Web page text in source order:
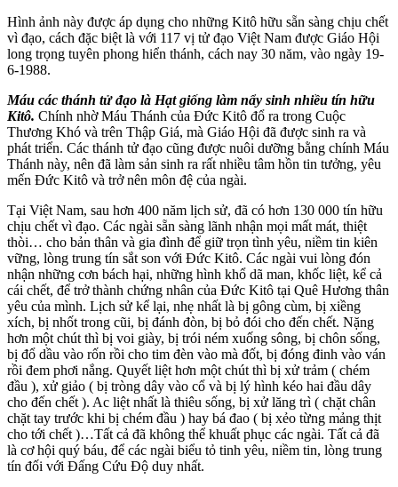
Hình ảnh này được áp dụng cho những Kitô hữu sẵn sàng chịu chết
vì đạo, cách đặc biệt là với 117 vị tử đạo Việt Nam được Giáo Hội
long trọng tuyên phong hiển thánh, cách nay 30 năm, vào ngày 19-
6-1988.
Máu các thánh tử đạo là Hạt giống làm nẩy sinh nhiều tín hữu
Kitô. Chính nhờ Máu Thánh của Đức Kitô đổ ra trong Cuộc
Thương Khó và trên Thập Giá, mà Giáo Hội đã được sinh ra và
phát triển. Các thánh tử đạo cũng được nuôi dưỡng bằng chính Máu
Thánh này, nên đã làm sản sinh ra rất nhiều tâm hồn tin tưởng, yêu
mến Đức Kitô và trở nên môn đệ của ngài.
Tại Việt Nam, sau hơn 400 năm lịch sử, đã có hơn 130 000 tín hữu
chịu chết vì đạo. Các ngài sẵn sàng lãnh nhận mọi mất mát, thiệt
thòi… cho bản thân và gia đình để giữ trọn tình yêu, niềm tin kiên
vững, lòng trung tín sắt son với Đức Kitô. Các ngài vui lòng đón
nhận những cơn bách hại, những hình khổ dã man, khốc liệt, kể cả
cái chết, để trở thành chứng nhân của Đức Kitô tại Quê Hương thân
yêu của mình. Lịch sử kể lại, nhẹ nhất là bị gông cùm, bị xiềng
xích, bị nhốt trong cũi, bị đánh đòn, bị bỏ đói cho đến chết. Nặng
hơn một chút thì bị voi giày, bị trói ném xuống sông, bị chôn sống,
bị đổ dầu vào rốn rồi cho tim đèn vào mà đốt, bị đóng đinh vào ván
rồi đem phơi nắng. Quyết liệt hơn một chút thì bị xử trảm ( chém
đầu ), xử giảo ( bị tròng dây vào cổ và bị lý hình kéo hai đầu dây
cho đến chết ). Ac liệt nhất là thiêu sống, bị xử lăng trì ( chặt chân
chặt tay trước khi bị chém đầu ) hay bá đao ( bị xẻo từng mảng thịt
cho tới chết )…Tất cả đã không thể khuất phục các ngài. Tất cả đã
là cơ hội quý báu, để các ngài biểu tỏ tinh yêu, niềm tin, lòng trung
tín đối với Đấng Cứu Độ duy nhất.